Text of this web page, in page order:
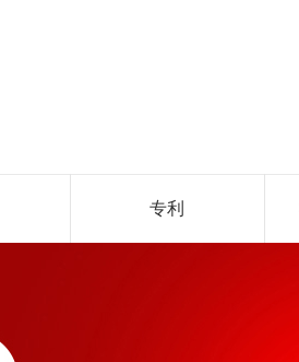
专利